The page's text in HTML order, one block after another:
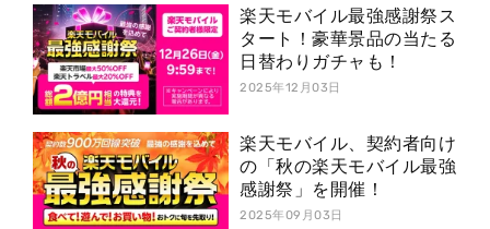
楽天モバイル最強感謝祭ス
タート！豪華景品の当たる
日替わりガチャも！
2025年12月03日
楽天モバイル、契約者向け
の「秋の楽天モバイル最強
感謝祭」を開催！
2025年09月03日